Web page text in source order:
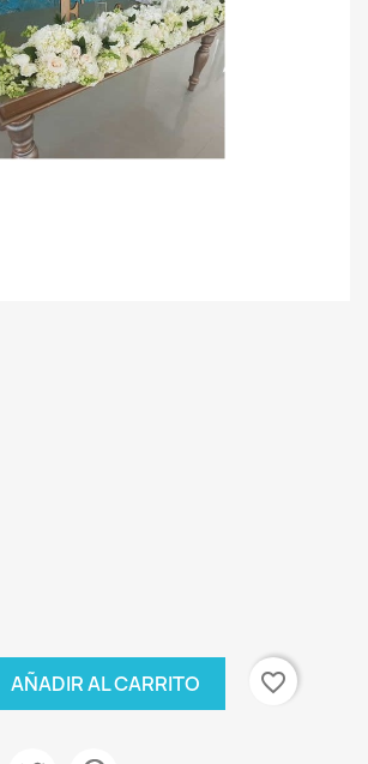
AÑADIR AL CARRITO favorite_border